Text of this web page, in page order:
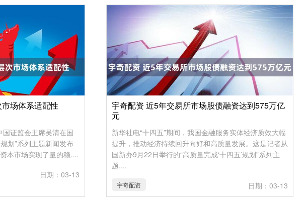
场体系适配性
证监会主席吴清在国
划”系列主题新闻发布
本市场实现了量的稳....
日期：03-13
宇奇配资 近5年交易所市场股债融资达到575万亿
元
新华社电“十四五”期间，我国金融服务实体经济质效大幅
提升，推动经济持续回升向好和高质量发展。这是记者从
国新办9月22日举行的“高质量完成‘十四五’规划”系列主
题....
宇奇配资 日期：03-13